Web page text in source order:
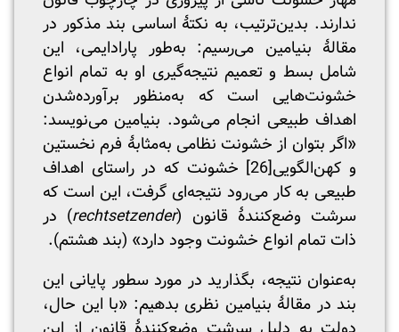
ندارند. بدین‌ترتیب، به نکتۀ اساسی بند مذکور در
مقالۀ بنیامین می‌رسیم: به‌طور پارادایمی، این
شامل بسط و تعمیم نتیجه‌گیری او به تمام انواع
خشونت‌هایی است که به‌منظور برآورده‌شدن
اهداف طبیعی انجام می‌شود. بنیامین می‌نویسد:
«اگر بتوان از خشونت نظامی به‌مثابۀ فرم نخستین
و کهن‌الگویی[26]
خشونت که در راستای اهداف
طبیعی به کار می‌رود نتیجه‌ای گرفت، این است که
سرشت وضع‌کنندۀ قانون (rechtsetzender) در
ذات تمام انواع خشونت وجود دارد» (بند هشتم).
به‌عنوان نتیجه‌، بگذارید در مورد سطور پایانی این
بند در مقالۀ بنیامین نظری بدهیم: «با این حال،